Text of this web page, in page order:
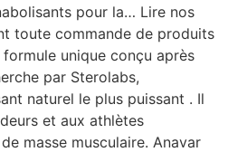
pour la… Lire nos
toute commande de produits
unique conçu après
par Sterolabs,
naturel le plus puissant . Il
et aux athlètes
masse musculaire. Anavar